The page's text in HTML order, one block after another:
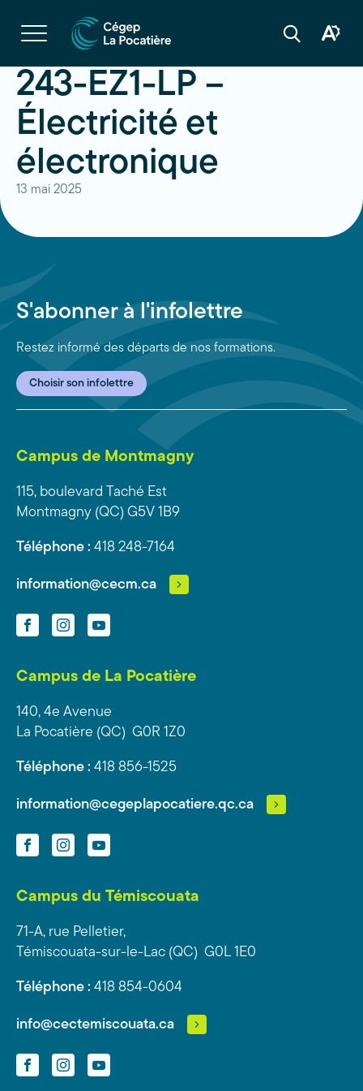
Ouvrir
la
navigation
site
Ouvrir
Ouvrir
243-EZ1-LP –
Électricité et
électronique
13 mai 2025
S'abonner à l'infolettre
Restez informé des départs de nos formations.
Choisir son infolettre
Campus de Montmagny
115, boulevard Taché Est
Montmagny (QC) G5V 1B9
Téléphone : 418 248-7164
information@cecm.ca
FacebookInstagramYouTube
Campus de La Pocatière
140, 4e Avenue
La Pocatière (QC) G0R 1Z0
Téléphone : 418 856-1525
information@cegeplapocatiere.qc.ca
FacebookInstagramYouTube
Campus du Témiscouata
71-A, rue Pelletier,
Témiscouata-sur-le-Lac (QC) G0L 1E0
Téléphone : 418 854-0604
info@cectemiscouata.ca
FacebookInstagramYouTube